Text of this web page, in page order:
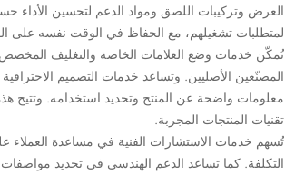
العرض وتركيبات اللصق ومواد الدعم لتحسين
لمتطلبات تشغيلهم، مع الحفاظ في الوقت نفسه على
تُمكّن خدمات وضع العلامات الخاصة والتغليف المخصص
المصنّعين الأصليين. وتساعد خدمات التصميم
معلومات واضحة عن المنتج وتحديد استخدامه. وتتيح
تقنيات المنتجات المجربة.
تُسهم خدمات الاستشارات الفنية في مساعدة العملاء
التكلفة. كما تساعد الدعم الهندسي في تحديد